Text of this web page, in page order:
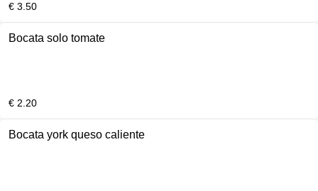
€ 3.50
Bocata solo tomate
€ 2.20
Bocata york queso caliente